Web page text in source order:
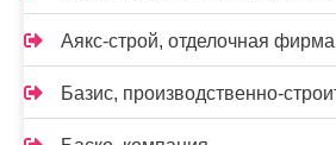
Аякс-строй, отделочная фирма
Базис, производственно-